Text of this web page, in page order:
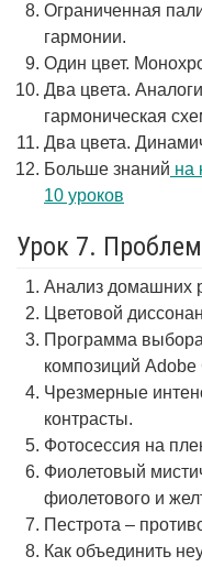
Ограниченная
гармонии.
Один цвет.
Два цвета.
гармоническая
Два цвета.
Больше знаний на
10 уроков
Урок 7.
Анализ домашних
Цветовой
Программа
композиций Adobe
Чрезмерные
контрасты.
Фотосессия на
Фиолетовый
фиолетового и
Пестрота –
Как объединить